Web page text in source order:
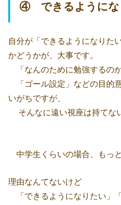
④ できるようにな
自分が「できるようになりた
かどうかが、大事です。
「なんのために勉強するのか
「ゴール設定」などの目的
いがちですが、
そんなに遠い視座は持てな
中学生くらいの場合、もっ
理由なんてないけど
「できるようになりたい」